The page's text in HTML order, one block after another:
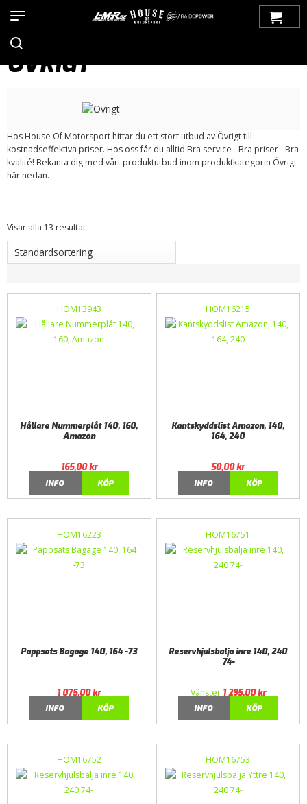
Karosseri>
Bagage
ÖVRIGT
Hos House Of Motorsport hittar du ett stort utbud av Övrigt till
kostnadseffektiva priser. Hos oss får du alltid Bra service - Bra priser - Bra
kvalité! Bekanta dig med vårt produktutbud inom produktkategorin Övrigt
här nedan.
Visar alla 13 resultat
HOM13943
Hållare Nummerplåt 140, 160,
Amazon
165,00kr
INFO
KÖP
HOM16215
Kantskyddslist Amazon, 140,
164, 240
50,00kr
INFO
KÖP
HOM16223
Pappsats Bagage 140, 164 -73
1 075,00kr
INFO
KÖP
HOM16751
Reservhjulsbalja inre 140, 240
74-
Vänster 1 295,00kr
INFO
KÖP
HOM16752 HOM16753